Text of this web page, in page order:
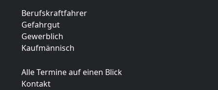
Berufskraftfahrer
Gefahrgut
Gewerblich
Kaufmännisch
Alle Termine auf einen Blick
Kontakt